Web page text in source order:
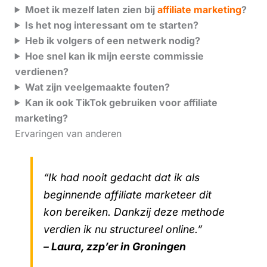
Moet ik mezelf laten zien bij affiliate marketing?
Is het nog interessant om te starten?
Heb ik volgers of een netwerk nodig?
Hoe snel kan ik mijn eerste commissie
verdienen?
Wat zijn veelgemaakte fouten?
Kan ik ook TikTok gebruiken voor affiliate
marketing?
Ervaringen van anderen
“Ik had nooit gedacht dat ik als
beginnende affiliate marketeer dit
kon bereiken. Dankzij deze methode
verdien ik nu structureel online.”
– Laura, zzp’er in Groningen